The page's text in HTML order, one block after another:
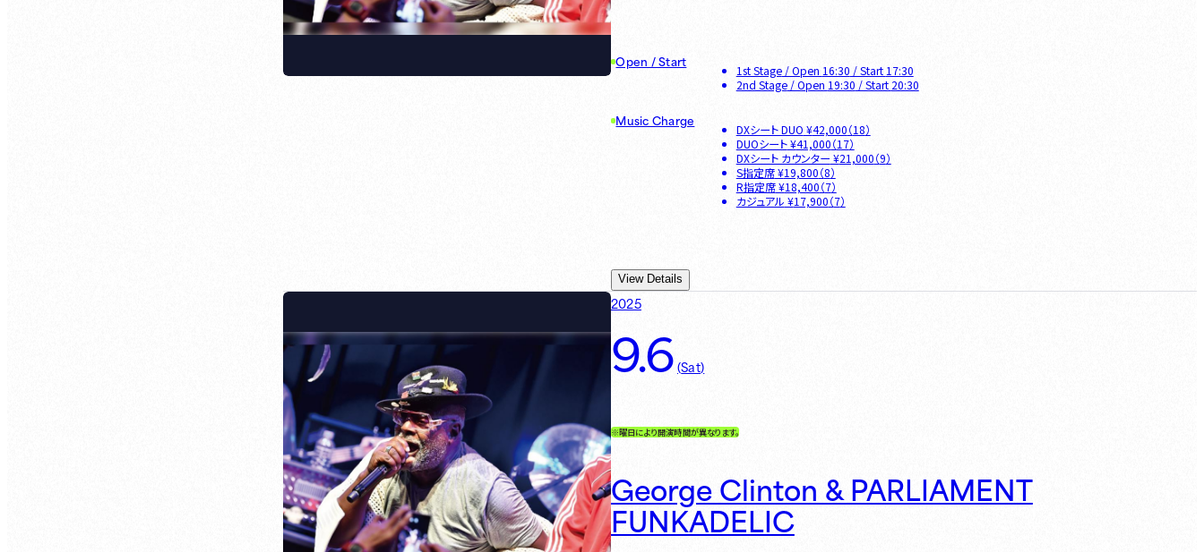
Open / Start
1st Stage/ Open 16:30 / Start 17:30
2nd Stage/ Open 19:30 / Start 20:30
Music Charge
DXシート DUO ¥42,000（18）
DUOシート¥41,000（17）
DXシート カウンター ¥21,000（9）
S指定席¥19,800（8）
R指定席¥18,400（7）
カジュアル ¥17,900（7）
View Details
2025
9.6 (Sat)
※曜日により開演時間が異なります。
George Clinton & PARLIAMENT
FUNKADELIC